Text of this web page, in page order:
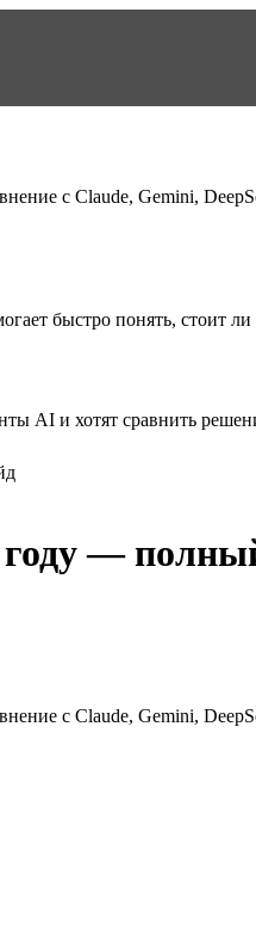
с Claude, Gemini,
быстро понять, стоит
AI и хотят сравнить
году —
с Claude, Gemini,